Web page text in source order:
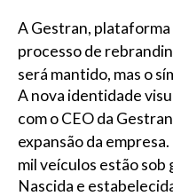
A Gestran, plataforma
processo de
será mantido, mas o
A nova identidade
com o CEO da
expansão da
mil veículos estão
Nascida e